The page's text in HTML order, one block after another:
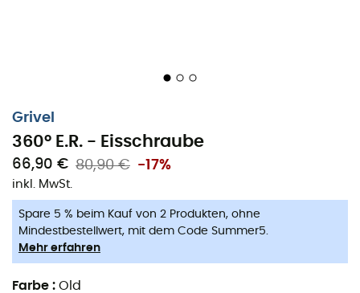
Grivel
360° E.R. - Eisschraube
66,90 € 80,90 € -17%
inkl. MwSt.
Spare 5 % beim Kauf von 2 Produkten, ohne
Mindestbestellwert, mit dem Code Summer5.
Mehr erfahren
Farbe : Old